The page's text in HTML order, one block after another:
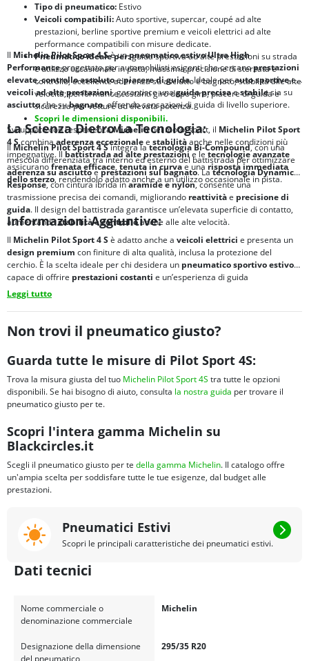
Tipo di pneumatico: Estivo
Veicoli compatibili:Auto sportive, supercar, coupé ad alte
prestazioni, berline sportive premium e veicoli elettrici ad alte
performance compatibili con misure dedicate.
Pneumatico ideale per:guida sportiva ad alte prestazioni su strada
e utilizzo occasionale in pista; massima precisione di sterzata e
controllo; eccellente aderenza su asciutto e bagnato; stabilità alle alte
velocità; performance costanti giro dopo giro; piacere di guida e
sicurezza per vetture ad elevata potenza.
Scopri le dimensioni disponibili.
Il Michelin Pilot Sport 4 Sè unpneumatico estivo Ultra High
Performanceprogettato per automobilisti esigenti che cercanoprestazioni
elevate,controllo assolutoepiacere di guida. Ideale perauto sportivee
veicoli ad alte prestazioni, garantisce unaguida precisaestabilesia su
asciuttoche subagnato, offrendo sensazioni di guida di livello superiore.
Sviluppato con l’esperienzaMichelinnel motorsport, il Michelin Pilot Sport
4 Scombinaaderenza eccezionaleestabilitàanche nelle condizioni più
impegnative. Ilbattistrada ad alte prestazionie letecnologie avanzate
assicuranofrenata efficace,tenuta in curvae unarisposta immediata
dello sterzo, rendendolo adatto anche a un utilizzo occasionale in pista.
La Scienza Dietro La Tecnologia:
IlMichelin Pilot Sport 4 Sintegra latecnologiaBi-Compound, con una
mescola differenziata tra interno ed esterno del battistrada per ottimizzare
aderenza su asciuttoeprestazioni sul bagnato. LatecnologiaDynamic
Response, con cintura ibrida inaramide e nylon, consente una
trasmissione precisa dei comandi, migliorando reattivitàe precisione di
guida. Il design del battistrada garantisce un’elevata superficie di contatto,
aumentandostabilitàecontrolloanche alle alte velocità.
Informazioni Aggiuntive:
Il Michelin Pilot Sport 4 S è adatto anche a veicoli elettrici e presenta un
design premium con finiture di alta qualità, inclusa la protezione del
cerchio. È la scelta ideale per chi desidera un pneumatico sportivo estivo
capace di offrire prestazioni costanti e un’esperienza di guida
emozionante.
Leggi tutto
Non trovi il pneumatico giusto?
Guarda tutte le misure di Pilot Sport 4S:
Trova la misura giusta del tuo Michelin Pilot Sport 4S tra tutte le opzioni
disponibili. Se hai bisogno di aiuto, consulta la nostra guida per trovare il
pneumatico giusto per te.
Scopri l'intera gamma Michelin su
Blackcircles.it
Scegli il pneumatico giusto per te della gamma Michelin. Il catalogo offre
un'ampia scelta per soddisfare tutte le tue esigenze, dal budget alle
prestazioni.
Pneumatici Estivi
Scopri le principali caratteristiche dei pneumatici estivi.
Dati tecnici
Nome commerciale o
denominazione commerciale
Michelin
Designazione della dimensione
295/35 R20